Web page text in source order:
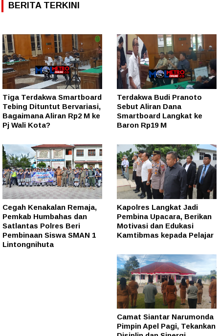
BERITA TERKINI
Tiga Terdakwa Smartboard
Tebing Dituntut Bervariasi,
Bagaimana Aliran Rp2 M ke
Pj Wali Kota?
Terdakwa Budi Pranoto
Sebut Aliran Dana
Smartboard Langkat ke
Baron Rp19 M
Cegah Kenakalan Remaja,
Pemkab Humbahas dan
Satlantas Polres Beri
Pembinaan Siswa SMAN 1
Lintongnihuta
Kapolres Langkat Jadi
Pembina Upacara, Berikan
Motivasi dan Edukasi
Kamtibmas kepada Pelajar
Camat Siantar Narumonda
Pimpin Apel Pagi, Tekankan